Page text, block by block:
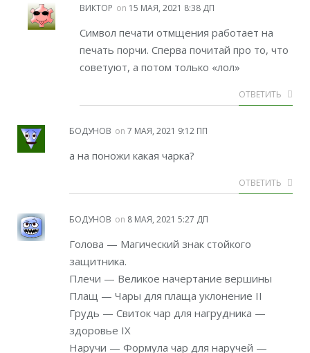
ВИКТОР on 15 МАЯ, 2021 8:38 ДП
Символ печати отмщения работает на
печать порчи. Сперва почитай про то, что
советуют, а потом только «лол»
ОТВЕТИТЬ
БОДУНОВ on 7 МАЯ, 2021 9:12 ПП
а на поножи какая чарка?
ОТВЕТИТЬ
БОДУНОВ on 8 МАЯ, 2021 5:27 ДП
Голова — Магический знак стойкого
защитника.
Плечи — Великое начертание вершины
Плащ — Чары для плаща уклонение II
Грудь — Свиток чар для нагрудника —
здоровье IX
Наручи — Формула чар для наручей —